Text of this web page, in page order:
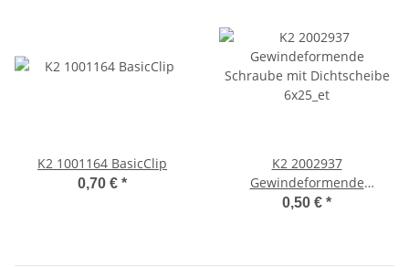
K2 1001164 BasicClip
0,70 € *
K2 2002937
Gewindeformende
Schraube mit Dichtscheibe
0,50 € *